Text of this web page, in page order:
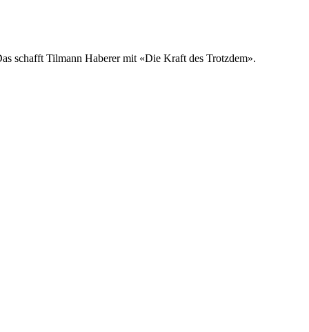
schafft Tilmann Haberer mit «Die Kraft des Trotzdem».